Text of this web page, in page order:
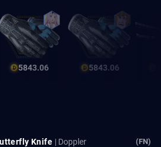
5843.06 5843.06
Knife | Doppler (FN)